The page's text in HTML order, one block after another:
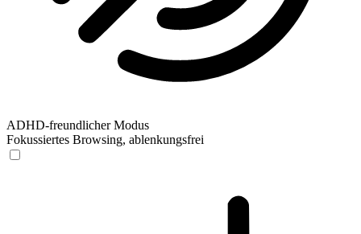
ADHD-freundlicher Modus
Fokussiertes Browsing, ablenkungsfrei